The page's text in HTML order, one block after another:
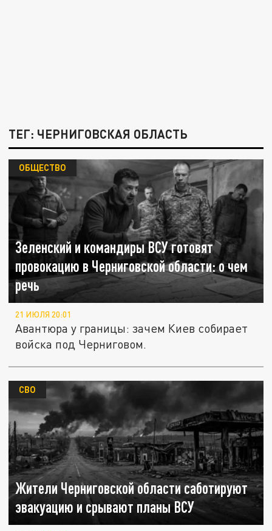
ТЕГ: ЧЕРНИГОВСКАЯ ОБЛАСТЬ
Зеленский и командиры ВСУ готовят
провокацию в Черниговской области: о чем
речь
ОБЩЕСТВО
21 ИЮЛЯ 20:01
Авантюра у границы: зачем Киев собирает
войска под Черниговом.
Жители Черниговской области саботируют
эвакуацию и срывают планы ВСУ
СВО